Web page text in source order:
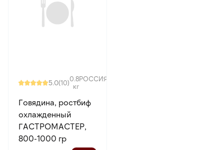
5.0(10)0.8
кг
РОССИЯ
Говядина, ростбиф
охлажденный
ГАСТРОМАСТЕР,
800-1000 гр